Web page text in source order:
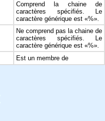
Comprend la chaine de
caractères spécifiés. Le
caractère générique est «%».
Ne comprend pas la chaine de
caractères spécifiés. Le
caractère générique est «%».
Est un membre de